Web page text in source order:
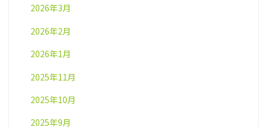
2026年3月
2026年2月
2026年1月
2025年11月
2025年10月
2025年9月